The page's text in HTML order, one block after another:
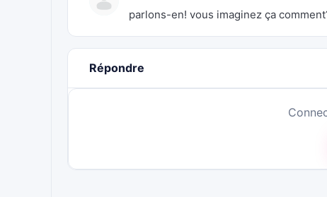
parlons-en! vous imaginez ça
Répondre